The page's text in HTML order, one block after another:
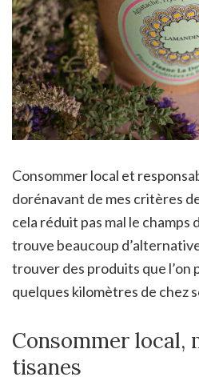
Consommer local et
dorénavant de mes critères
cela réduit pas mal le champs
trouve beaucoup
trouver des produits que l’on
quelques kilomètres de chez
Consommer local,
tisanes